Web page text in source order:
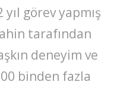
yıl görev yapmış
tarafından
deneyim ve
binden fazla